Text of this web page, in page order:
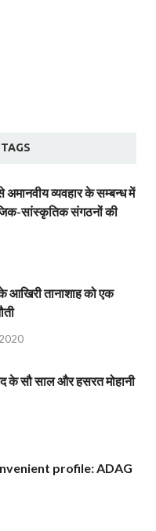
TAGS
अमानवीय व्यवहार के सम्बन्ध में
सांस्कृतिक संगठनों की
आखिरी तानाशाह को एक
के सौ साल और हसरत मोहानी
profile: ADAG